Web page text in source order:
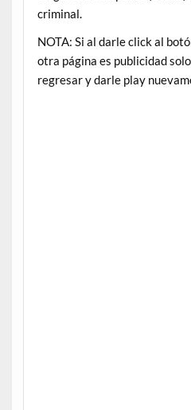
criminal.
NOTA: Si al darle click al
otra página es publicidad
regresar y darle play